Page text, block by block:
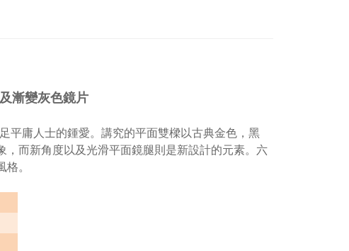
漸變灰色鏡片
平庸人士的鍾愛。講究的平面雙樑以古典金色，黑
而新角度以及光滑平面鏡腿則是新設計的元素。六
。